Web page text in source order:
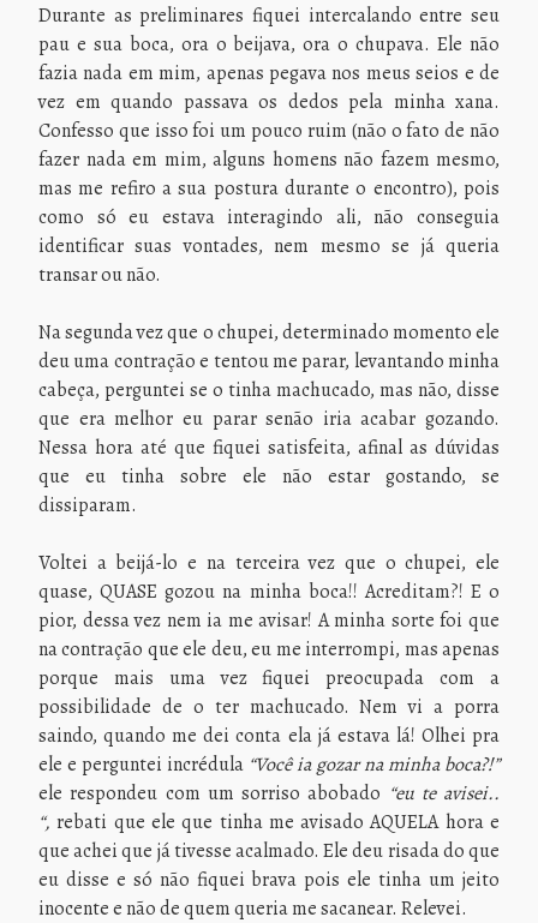
Durante as preliminares fiquei intercalando entre seu
pau e sua boca, ora o beijava, ora o chupava. Ele não
fazia nada em mim, apenas pegava nos meus seios e de
vez em quando passava os dedos pela minha xana.
Confesso que isso foi um pouco ruim (não o fato de não
fazer nada em mim, alguns homens não fazem mesmo,
mas me refiro a sua postura durante o encontro), pois
como só eu estava interagindo ali, não conseguia
identificar suas vontades, nem mesmo se já queria
transar ou não.
Na segunda vez que o chupei, determinado momento ele
deu uma contração e tentou me parar, levantando minha
cabeça, perguntei se o tinha machucado, mas não, disse
que era melhor eu parar senão iria acabar gozando.
Nessa hora até que fiquei satisfeita, afinal as dúvidas
que eu tinha sobre ele não estar gostando, se
dissiparam.
Voltei a beijá-lo e na terceira vez que o chupei, ele
quase, QUASE gozou na minha boca!! Acreditam?! E o
pior, dessa vez nem ia me avisar! A minha sorte foi que
na contração que ele deu, eu me interrompi, mas apenas
porque mais uma vez fiquei preocupada com a
possibilidade de o ter machucado. Nem vi a porra
saindo, quando me dei conta ela já estava lá! Olhei pra
ele e perguntei incrédula “Você ia gozar na minha boca?!”
ele respondeu com um sorriso abobado “eu te avisei..
“, rebati que ele que tinha me avisado AQUELA hora e
que achei que já tivesse acalmado. Ele deu risada do que
eu disse e só não fiquei brava pois ele tinha um jeito
inocente e não de quem queria me sacanear. Relevei.